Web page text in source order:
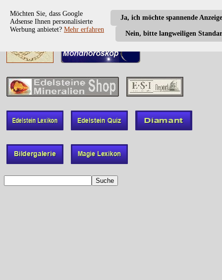
Ja, ich möchte spannende
Nein, bitte langweiligen
Möchten Sie, dass Google
Adsense Ihnen personalisierte
Werbung anbietet? Mehr erfahren